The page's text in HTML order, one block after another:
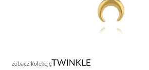
zobacz kolekcjęTWINKLE